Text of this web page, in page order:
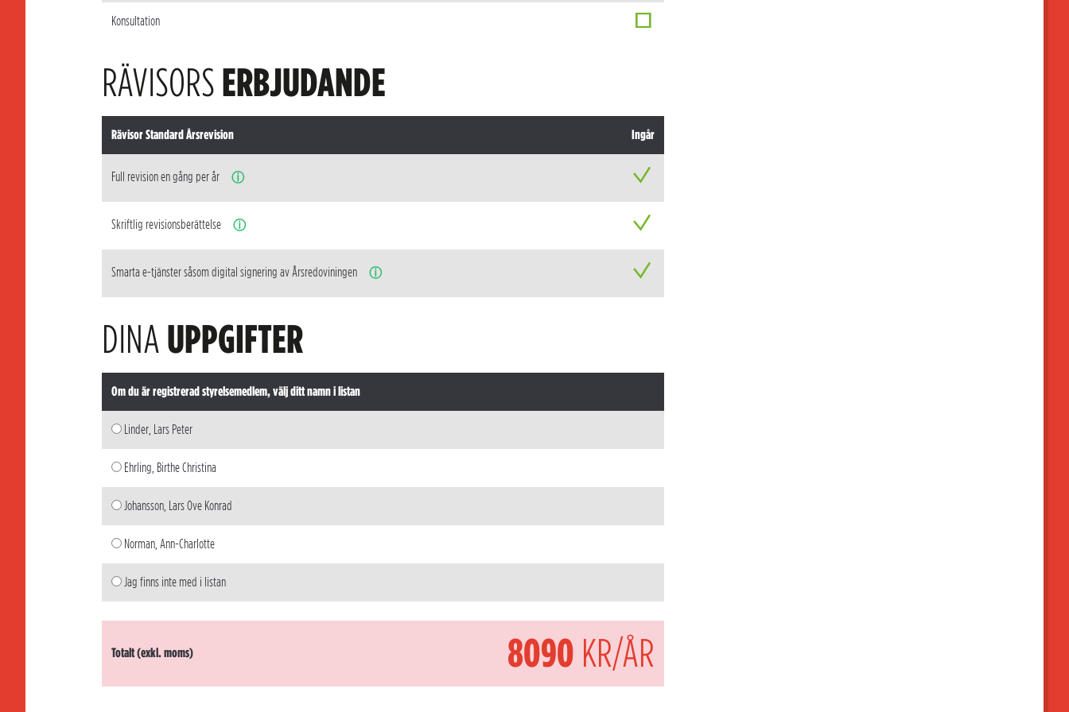
Konsultation
RÄVISORSERBJUDANDE
Rävisor Standard Årsrevision Ingår
Full revision en gång per år ⓘ
Skriftlig revisionsberättelse ⓘ
Smarta e-tjänster såsom digital signering av Årsredoviningen ⓘ
DINAUPPGIFTER
Om du är registrerad styrelsemedlem, välj ditt namn i listan
Linder, Lars Peter
Ehrling, Birthe Christina
Johansson, Lars Ove Konrad
Norman, Ann-Charlotte
Jag finns inte med i listan
Totalt (exkl. moms) 8090 KR/ÅR